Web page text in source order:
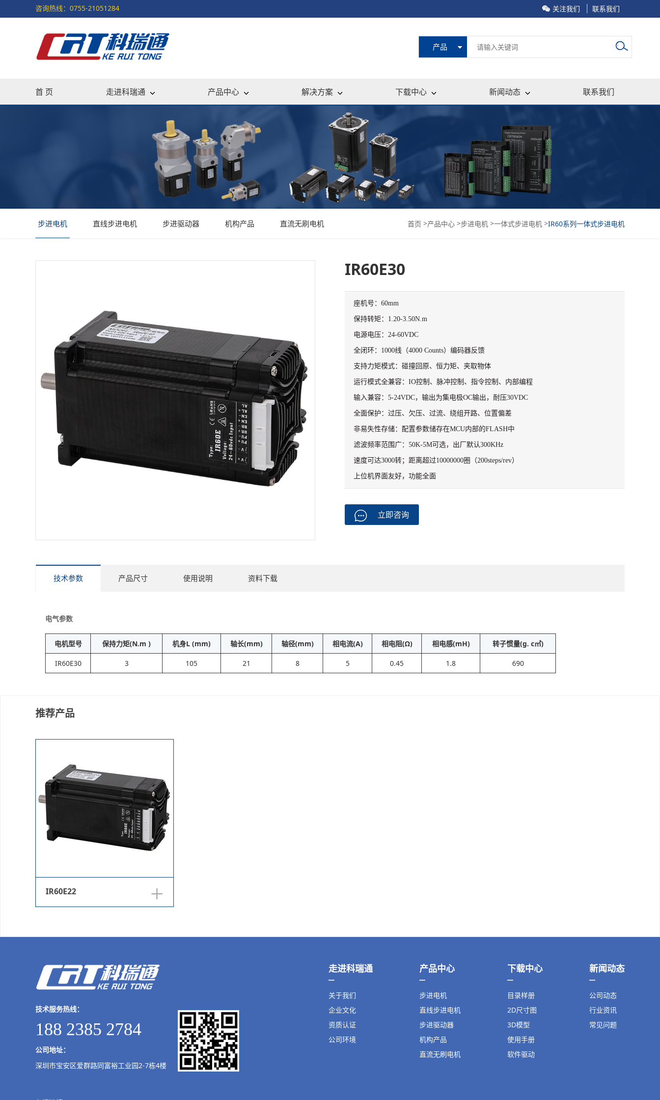
咨询热线：0755-21051284 关注我们 联系我们
产品
首 页 走进科瑞通 产品中心 解决方案 下载中心 新闻动态 联系我们
步进电机 直线步进电机 步进驱动器 机构产品 直流无刷电机 首页 >产品中心 >步进电机 >一体式步进电机 >IR60系列一体式步进电机
IR60E30
座机号：60mm
保持转矩：1.20-3.50N.m
电源电压：24-60VDC
全闭环：1000线（4000 Counts）编码器反馈
支持力矩模式：碰撞回原、恒力矩、夹取物体
运行模式全兼容：IO控制、脉冲控制、指令控制、内部编程
输入兼容：5-24VDC，输出为集电极OC输出，耐压30VDC
全面保护：过压、欠压、过流、绕组开路、位置偏差
非易失性存储：配置参数储存在MCU内部的FLASH中
滤波频率范围广：50K-5M可选，出厂默认300KHz
速度可达3000转；距离超过10000000圈（200steps/rev）
上位机界面友好，功能全面
立即咨询
技术参数 产品尺寸 使用说明 资料下载
电气参数
电机型号 保持力矩(N.m ) 机身L (mm) 轴长(mm) 轴径(mm) 相电流(A) 相电阻(Ω) 相电感(mH) 转子惯量(g. c㎡)
IR60E30 3 105 21 8 5 0.45 1.8 690
推荐产品
+
IR60E22
走进科瑞通
关于我们
企业文化
资质认证
公司环境
产品中心
步进电机
直线步进电机
步进驱动器
机构产品
直流无刷电机
下载中心
目录样册
2D尺寸图
3D模型
使用手册
软件驱动
新闻动态
公司动态
行业资讯
常见问题
技术服务热线：
188 2385 2784
公司地址：
深圳市宝安区爱群路同富裕工业园2-7栋4楼